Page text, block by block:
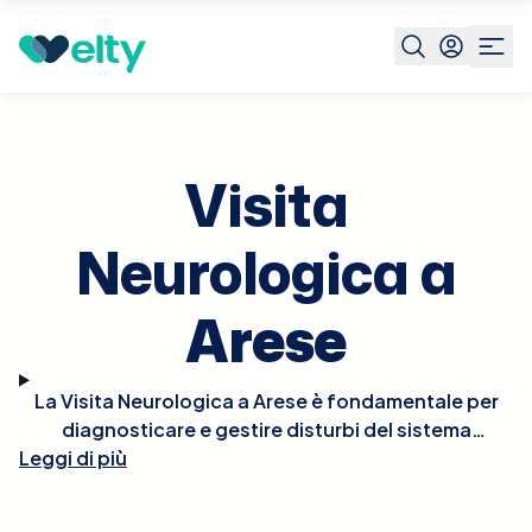
Prenota visita
Visita
Neurologica a
Arese
La Visita Neurologica a Arese è fondamentale per
diagnosticare e gestire disturbi del sistema
nervoso. Durante la visita, il neurologo valuterà i
Leggi di più